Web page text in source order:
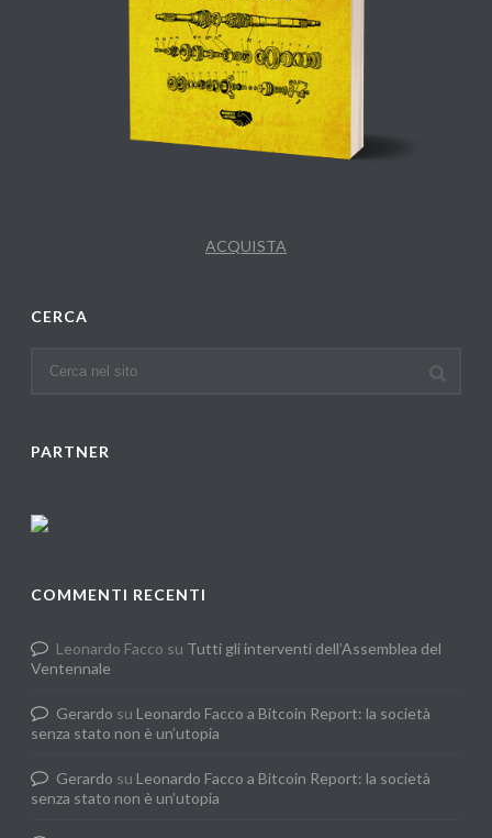
ACQUISTA
CERCA
PARTNER
COMMENTI RECENTI
Leonardo Facco su Tutti gli interventi dell’Assemblea del
Ventennale
Gerardo su Leonardo Facco a Bitcoin Report: la società
senza stato non è un’utopia
Gerardo su Leonardo Facco a Bitcoin Report: la società
senza stato non è un’utopia